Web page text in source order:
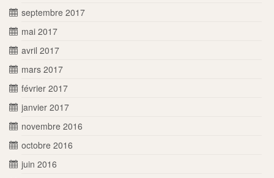
septembre 2017
mai 2017
avril 2017
mars 2017
février 2017
janvier 2017
novembre 2016
octobre 2016
juin 2016